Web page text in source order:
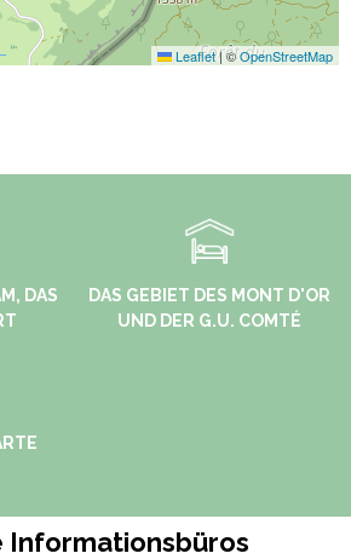
Leaflet|©OpenStreetMap
DAS
DAS GEBIET DES MONT D'OR
UND DER G.U. COMTÉ
Informationsbüros